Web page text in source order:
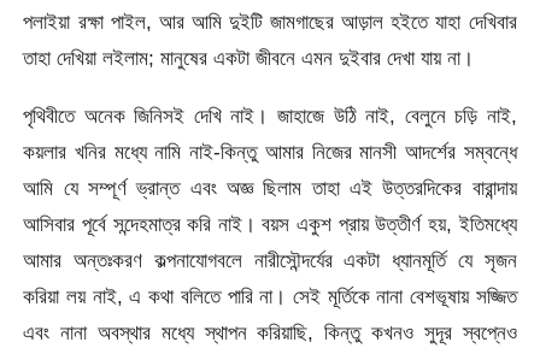
পলাইয়া রক্ষা পাইল, আর আমি দুইটি জামগাছের আড়াল হইতে যাহা দেখিবার
তাহা দেখিয়া লইলাম; মানুষের একটা জীবনে এমন দুইবার দেখা যায় না।
পৃথিবীতে অনেক জিনিসই দেখি নাই। জাহাজে উঠি নাই, বেলুনে চড়ি নাই,
কয়লার খনির মধ্যে নামি নাই-কিন্তু আমার নিজের মানসী আদর্শের সম্বন্ধে
আমি যে সম্পূর্ণ ভ্রান্ত এবং অজ্ঞ ছিলাম তাহা এই উত্তরদিকের বারান্দায়
আসিবার পূর্বে সন্দেহমাত্র করি নাই। বয়স একুশ প্রায় উত্তীর্ণ হয়, ইতিমধ্যে
আমার অন্তঃকরণ কল্পনাযােগবলে নারীসৌন্দর্যের একটা ধ্যানমূর্তি যে সৃজন
করিয়া লয় নাই, এ কথা বলিতে পারি না। সেই মূর্তিকে নানা বেশভূষায় সজ্জিত
এবং নানা অবস্থার মধ্যে স্থাপন করিয়াছি, কিন্তু কখনও সুদূর স্বপ্নেও